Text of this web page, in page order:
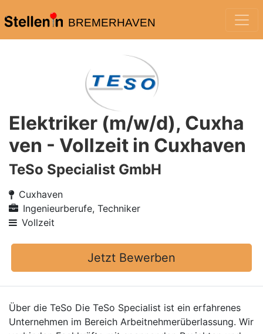
BREMERHAVEN
Elektriker (m/w/d), Cuxha
ven - Vollzeit in Cuxhaven
TeSo Specialist GmbH
Cuxhaven
Ingenieurberufe, Techniker
Vollzeit
Jetzt Bewerben
Über die TeSo Die TeSo Specialist ist ein erfahrenes
Unternehmen im Bereich Arbeitnehmerüberlassung. Wir